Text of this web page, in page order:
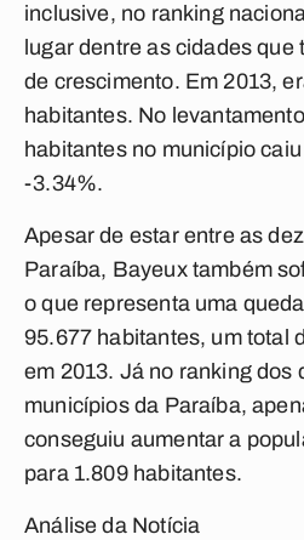
inclusive, no ranking
lugar dentre as cidades
de crescimento. Em 2013,
habitantes. No
habitantes no município
-3.34%.
Apesar de estar entre as
Paraíba, Bayeux também
o que representa uma
95.677 habitantes, um total
em 2013. Já no ranking dos
municípios da Paraíba,
conseguiu aumentar a
para 1.809 habitantes.
Análise da Notícia